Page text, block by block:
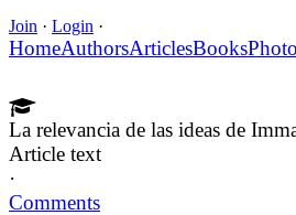
Join · Login ·
HomeAuthorsArticlesBooks
La relevancia de las ideas de
Article text
·
Comments